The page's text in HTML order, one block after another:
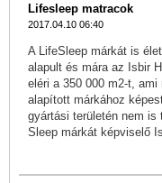
Lifesleep matracok
2017.04.10 06:40
A LifeSleep márkát is
alapult és mára az Isbir
eléri a 350 000 m2-t,
alapított márkához
gyártási területén nem is
Sleep márkát képviselő